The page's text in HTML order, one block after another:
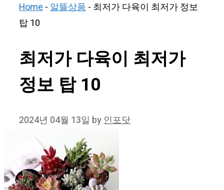
Home-알뜰상품- 최저가 다육이 최저가 정보
탑 10
최저가 다육이 최저가
정보 탑 10
2024년 04월 13일 by인포닷